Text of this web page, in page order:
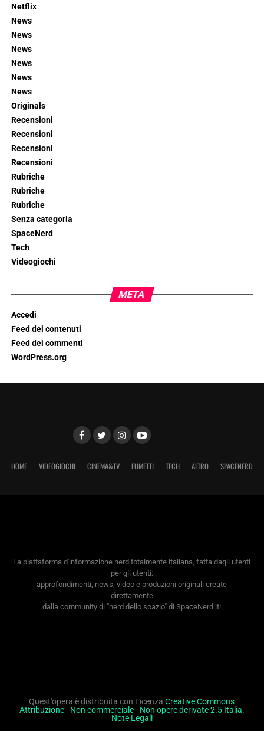
Netflix
News
News
News
News
News
News
Originals
Recensioni
Recensioni
Recensioni
Recensioni
Rubriche
Rubriche
Rubriche
Senza categoria
SpaceNerd
Tech
Videogiochi
META
Accedi
Feed dei contenuti
Feed dei commenti
WordPress.org
HOME VIDEOGIOCHI CINEMA&TV FUMETTI TECH ALTRO SPACENERD
La piattaforma d'informazione nerd totalmente italiana, fatta dagli utenti
per gli utenti:
approfondimenti, news, video e produzioni originali create
direttamente
dalla community di "nerd dello spazio" di SpaceNerd.it!
Quest'opera è distribuita con LicenzaCreative Commons
Attribuzione - Non commerciale - Non opere derivate 2.5 Italia.
Note Legali